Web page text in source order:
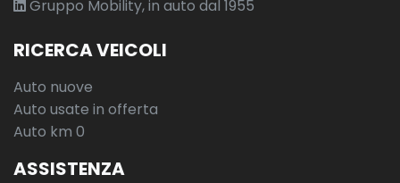
Gruppo Mobility, in auto dal 1955
RICERCA VEICOLI
Auto nuove
Auto usate in offerta
Auto km 0
ASSISTENZA